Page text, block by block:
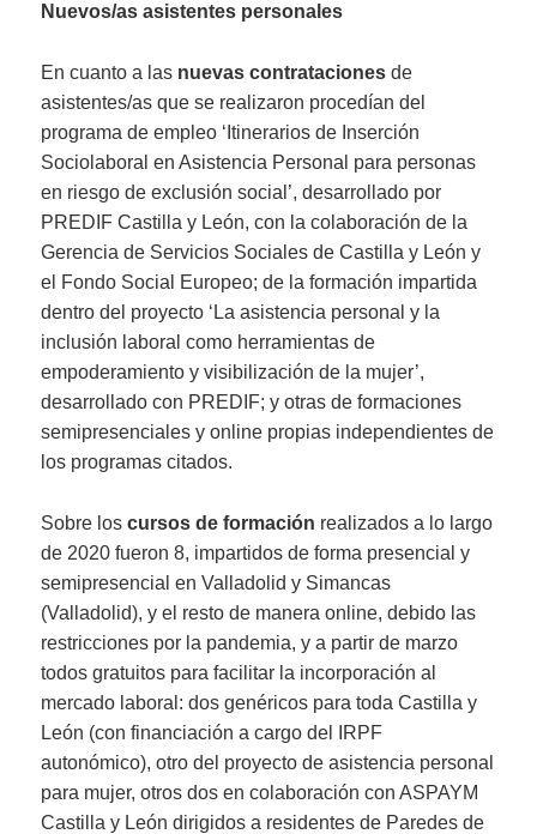
Nuevos/as asistentes personales
En cuanto a las nuevas contrataciones de
asistentes/as que se realizaron procedían del
programa de empleo ‘Itinerarios de Inserción
Sociolaboral en Asistencia Personal para personas
en riesgo de exclusión social’, desarrollado por
PREDIF Castilla y León, con la colaboración de la
Gerencia de Servicios Sociales de Castilla y León y
el Fondo Social Europeo; de la formación impartida
dentro del proyecto ‘La asistencia personal y la
inclusión laboral como herramientas de
empoderamiento y visibilización de la mujer’,
desarrollado con PREDIF; y otras de formaciones
semipresenciales y online propias independientes de
los programas citados.
Sobre loscursos de formación realizados a lo largo
de 2020 fueron 8, impartidos de forma presencial y
semipresencial en Valladolid y Simancas
(Valladolid), y el resto de manera online, debido las
restricciones por la pandemia, y a partir de marzo
todos gratuitos para facilitar la incorporación al
mercado laboral: dos genéricos para toda Castilla y
León (con financiación a cargo del IRPF
autonómico), otro del proyecto de asistencia personal
para mujer, otros dos en colaboración con ASPAYM
Castilla y León dirigidos a residentes de Paredes de